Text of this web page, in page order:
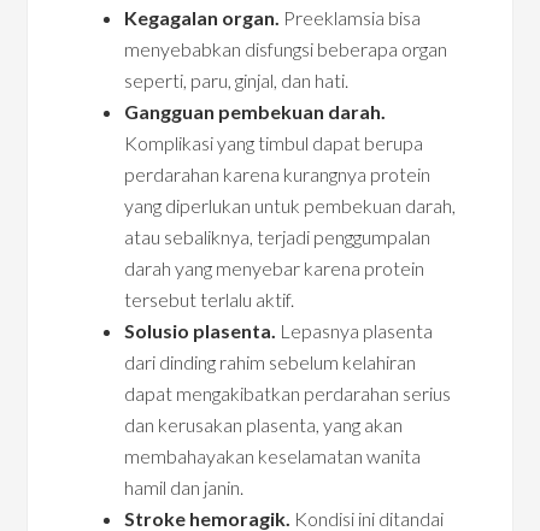
Kegagalan organ. Preeklamsia bisa
menyebabkan disfungsi beberapa organ
seperti, paru, ginjal, dan hati.
Gangguan pembekuan darah.
Komplikasi yang timbul dapat berupa
perdarahan karena kurangnya protein
yang diperlukan untuk pembekuan darah,
atau sebaliknya, terjadi penggumpalan
darah yang menyebar karena protein
tersebut terlalu aktif.
Solusio plasenta. Lepasnya plasenta
dari dinding rahim sebelum kelahiran
dapat mengakibatkan perdarahan serius
dan kerusakan plasenta, yang akan
membahayakan keselamatan wanita
hamil dan janin.
Stroke hemoragik. Kondisi ini ditandai